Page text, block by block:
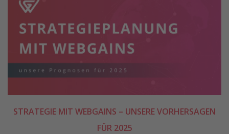
STRATEGIE MIT WEBGAINS – UNSERE VORHERSAGEN
FÜR 2025